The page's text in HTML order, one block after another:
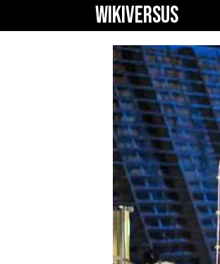
WIKIVERSUS